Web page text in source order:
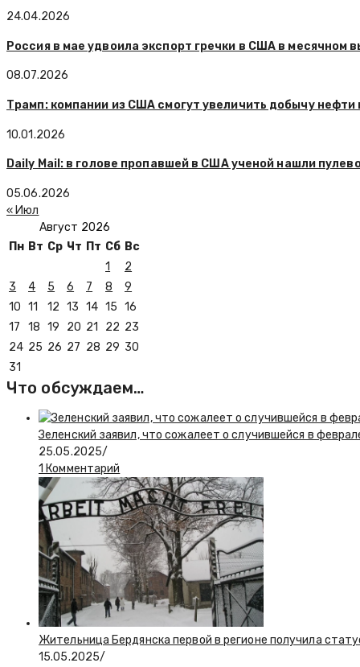
24.04.2026
Россия в мае удвоила экспорт гречки в США в месячном
08.07.2026
Трамп: компании из США смогут увеличить добычу
10.01.2026
Daily Mail: в голове пропавшей в США ученой нашли
05.06.2026
« Июл
Август 2026
Пн Вт Ср Чт Пт Сб Вс
1
2
3
4 5 6 7 8
9
10 11 12 13 14 15 16
17
18 19 20 21 22 23
24 25 26 27 28 29 30
31
Что обсуждаем…
Зеленский заявил, что сожалеет о случившейся в
25.05.2025/
1 Комментарий
Жительница Бердянска первой в регионе получила
15.05.2025/